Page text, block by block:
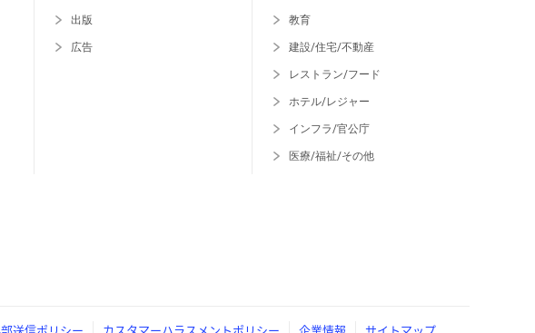
出版
広告
教育
建設/住宅/不動産
レストラン/フード
ホテル/レジャー
インフラ/官公庁
医療/福祉/その他